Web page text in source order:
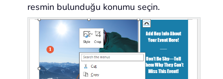
resmin bulunduğu konumu seçin.